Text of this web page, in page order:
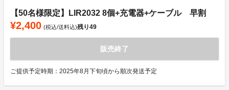
【50名様限定】LIR2032 8個+充電器+ケーブル 早割
¥2,400 (税込/送料込)残り49
販売終了
ご提供予定時期：2025年8月下旬頃から順次発送予定